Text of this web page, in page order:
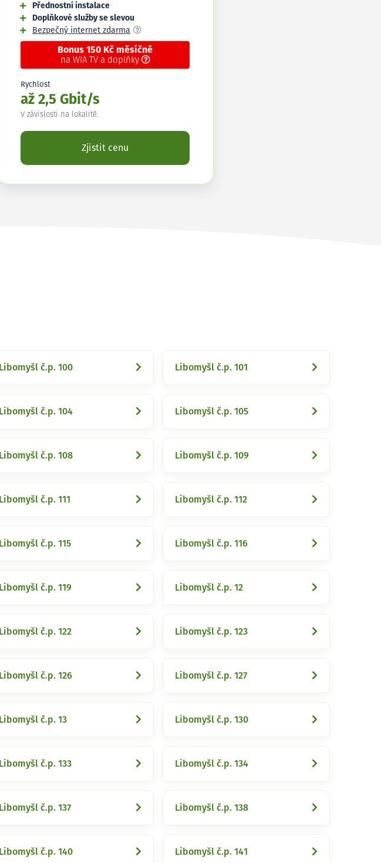
Přednostní instalace
Doplňkové služby se slevou
Bezpečný internet zdarma
Bonus 150 Kč měsíčně
na WIA TV a doplňky
Rychlost
až 2,5 Gbit/s
V závislosti na lokalitě.
Zjistit cenu
Libomyšl č.p. 100 Libomyšl č.p. 101
Libomyšl č.p. 104 Libomyšl č.p. 105
Libomyšl č.p. 108 Libomyšl č.p. 109
Libomyšl č.p. 111 Libomyšl č.p. 112
Libomyšl č.p. 115 Libomyšl č.p. 116
Libomyšl č.p. 119 Libomyšl č.p. 12
Libomyšl č.p. 122 Libomyšl č.p. 123
Libomyšl č.p. 126 Libomyšl č.p. 127
Libomyšl č.p. 13 Libomyšl č.p. 130
Libomyšl č.p. 133 Libomyšl č.p. 134
Libomyšl č.p. 137 Libomyšl č.p. 138
Libomyšl č.p. 140 Libomyšl č.p. 141